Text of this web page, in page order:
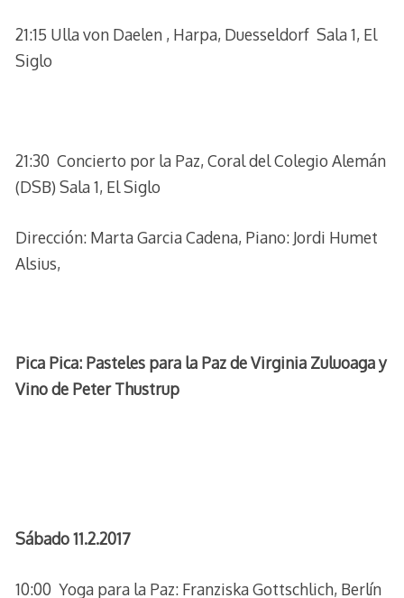
21:15 Ulla von Daelen , Harpa, Duesseldorf Sala 1, El
Siglo
21:30 Concierto por la Paz, Coral del Colegio Alemán
(DSB) Sala 1, El Siglo
Dirección: Marta Garcia Cadena, Piano: Jordi Humet
Alsius,
Pica Pica: Pasteles para la Paz de Virginia Zuluoaga y
Vino de Peter Thustrup
Sábado 11.2.2017
10:00 Yoga para la Paz: Franziska Gottschlich, Berlín